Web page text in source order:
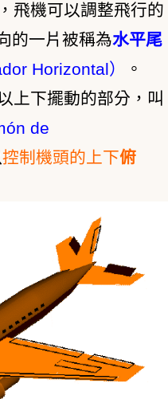
飛機可以調整飛行的
的一片被稱為水平尾
Horizontal）
。
上下擺動的部分，叫
de
控制機頭的上下俯